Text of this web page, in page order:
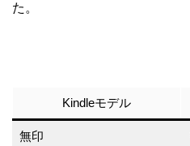
た。
Kindleモデル
無印